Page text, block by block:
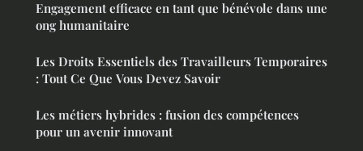
Engagement efficace en tant que bénévole dans une
ong humanitaire
Les Droits Essentiels des Travailleurs Temporaires
: Tout Ce Que Vous Devez Savoir
Les métiers hybrides : fusion des compétences
pour un avenir innovant